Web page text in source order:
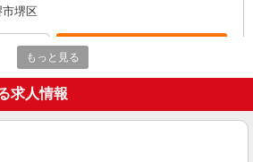
市堺区
もっと見る
求人情報